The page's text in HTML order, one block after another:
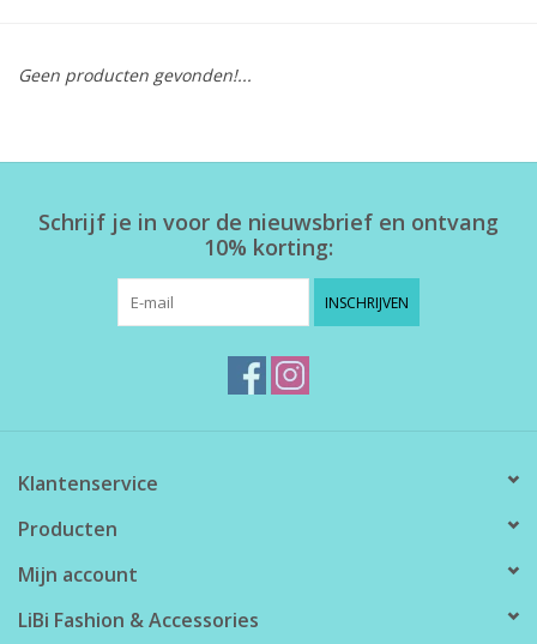
Accessoires
Home deco
SALE
Geen producten gevonden!...
Schrijf je in voor de nieuwsbrief en ontvang
10% korting:
INSCHRIJVEN
Klantenservice
Producten
Mijn account
LiBi Fashion & Accessories